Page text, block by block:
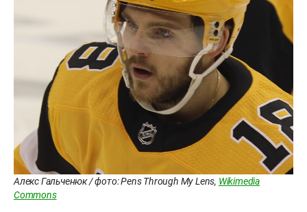
Алекс Гальченюк / фото: Pens Through My Lens, Wikimedia
Commons